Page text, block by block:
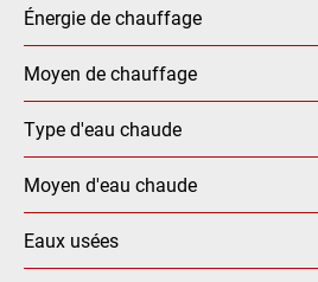
Énergie de chauffage
Moyen de chauffage
Type d'eau chaude
Moyen d'eau chaude
Eaux usées